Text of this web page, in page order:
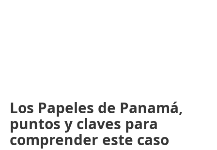
Los Papeles de Panamá,
puntos y claves para
comprender este caso